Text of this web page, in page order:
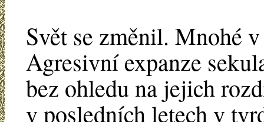
Svět se změnil. Mnohé
Agresivní expanze
bez ohledu na jejich
v posledních letech v